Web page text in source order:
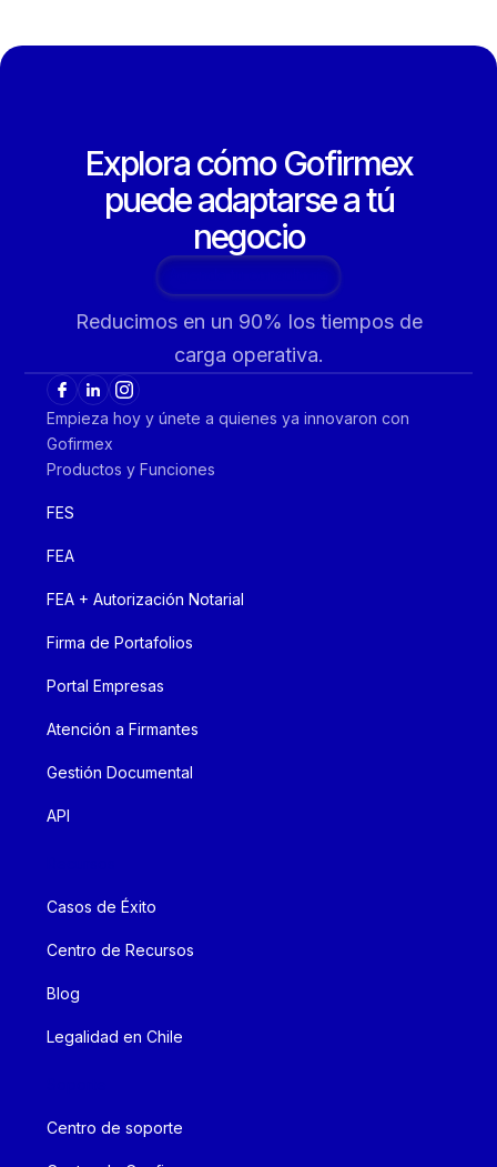
Explora cómo Gofirmex
puede adaptarse a tú
negocio
Reducimos en un 90% los tiempos de
carga operativa.
Empieza hoy y únete a quienes ya innovaron con
Gofirmex
Productos y Funciones
FES
FEA
FEA + Autorización Notarial
Firma de Portafolios
Portal Empresas
Atención a Firmantes
Gestión Documental
API
Casos de Éxito
Centro de Recursos
Blog
Legalidad en Chile
Centro de soporte